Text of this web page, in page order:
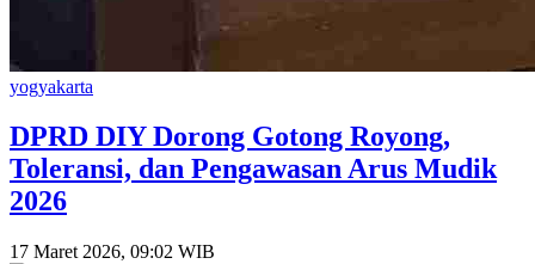
yogyakarta
DPRD DIY Dorong Gotong Royong,
Toleransi, dan Pengawasan Arus Mudik
2026
17 Maret 2026, 09:02 WIB